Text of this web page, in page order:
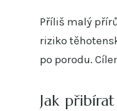
Příliš malý
riziko
po porodu.
Jak